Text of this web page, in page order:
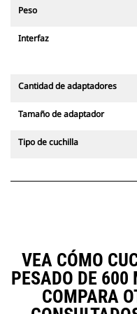
Peso
Interfaz
Cantidad de adaptadores
Tamaño de adaptador
Tipo de cuchilla
VEA CÓMO
PESADO DE
COMPARA